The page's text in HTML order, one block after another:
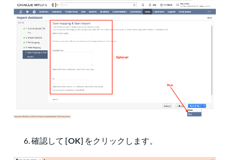
確認して [OK] をクリックします。